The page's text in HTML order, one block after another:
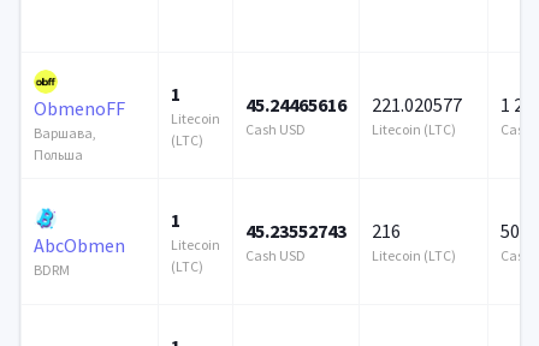
ObmenoFF
Варшава,
Польша
1
Litecoin
(LTC)
45.24465616
Cash USD
221.020577
Litecoin (LTC)
1
Cash
AbcObmen
BDRM
1
Litecoin
(LTC)
45.23552743
Cash USD
216
Litecoin (LTC)
500
Cash